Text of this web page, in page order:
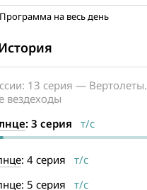
Программа на весь день
13 серия — Вертолеты.
вездеходы
: 3 серия т/с
: 4 серия т/с
: 5 серия т/с